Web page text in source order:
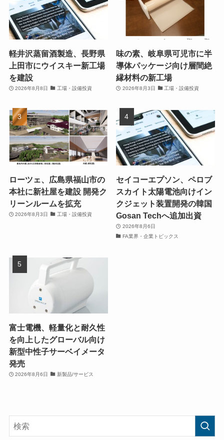
軽井沢蒸留酒製造、長野県
上田市にウイスキー新工場
を建設
2026年8月8日 工場・設備投資
味の素、岐阜県可児市に半
導体パッケージ向け層間絶
縁材料の新工場
2026年8月3日 工場・設備投資
ローツェ、広島県福山市の
本社に新社屋を建設 開発ク
リーンルームを拡充
2026年8月3日 工場・設備投資
セイコーエプソン、ペロブ
スカイト太陽電池向けイン
クジェット装置開発の韓国
Gosan Techへ追加出資
2026年8月6日
FA業界・企業トピックス
富士電機、軽量化と耐久性
を向上したグローバル向け
新型中性子サーベイメータ
発売
2026年8月6日 新製品/サービス